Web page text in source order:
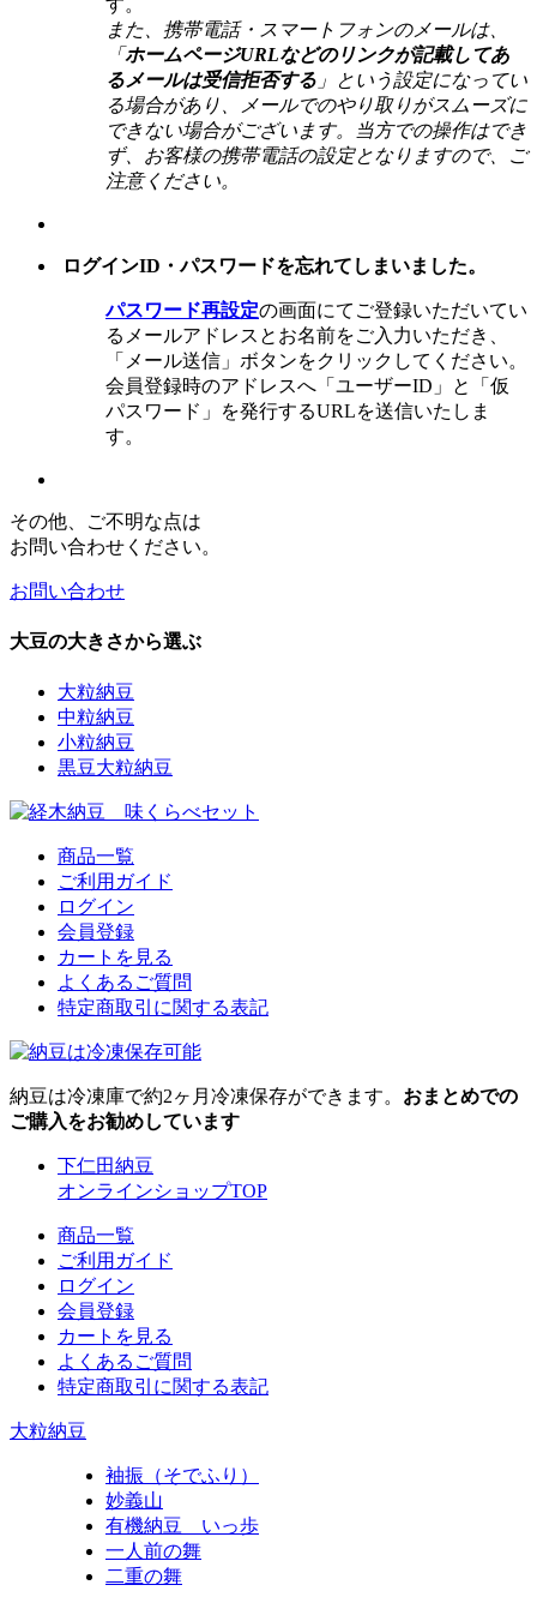
また、携帯電話・スマートフォンのメールは、
「ホームページURLなどのリンクが記載してあ
るメールは受信拒否する 」という設定になってい
る場合があり、メールでのやり取りがスムーズに
できない場合がございます。当方での操作はでき
ず、お客様の携帯電話の設定となりますので、ご
注意ください。
ログインID・パスワードを忘れてしまいました。
パスワード再設定の画面にてご登録いただいてい
るメールアドレスとお名前をご入力いただき、
「メール送信」ボタンをクリックしてください。
会員登録時のアドレスへ「ユーザーID」と「仮
パスワード」を発行するURLを送信いたしま
す。
その他、ご不明な点は
お問い合わせください。
お問い合わせ
大豆の大きさから選ぶ
大粒納豆
中粒納豆
小粒納豆
黒豆大粒納豆
商品一覧
ご利用ガイド
ログイン
会員登録
カートを見る
よくあるご質問
特定商取引に関する表記
納豆は冷凍庫で約2ヶ月冷凍保存ができます。 おまとめでの
ご購入をお勧めしています
下仁田納豆
オンラインショップTOP
商品一覧
ご利用ガイド
ログイン
会員登録
カートを見る
よくあるご質問
特定商取引に関する表記
大粒納豆
袖振（そでふり）
妙義山
有機納豆 いっ歩
一人前の舞
二重の舞